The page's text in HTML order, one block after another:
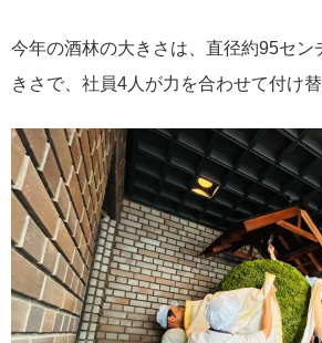
今年の酒林の大きさは、直径約95セン
きさで、社員4人が力を合わせて付け替